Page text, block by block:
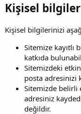
Kişisel
Kişisel bilgilerinizi
Sitemize kayıtlı
katkıda
Sitemizdeki
posta adresinizi
Sitemizde belirli
adresiniz
değildir.